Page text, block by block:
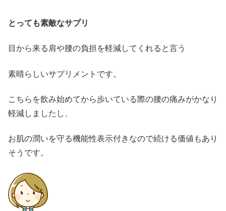
とっても素敵なサプリ
目から来る肩や腰の負担を軽減してくれると言う
素晴らしいサプリメントです。
こちらを飲み始めてから歩いている際の腰の痛みがかなり
軽減しましたし、
お肌の潤いを守る機能性表示付きなので続ける価値もあり
そうです。